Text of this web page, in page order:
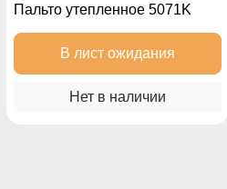
Пальто утепленное 5071K
В лист ожидания
Нет в наличии